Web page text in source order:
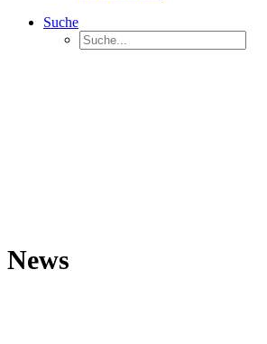
Suche
News